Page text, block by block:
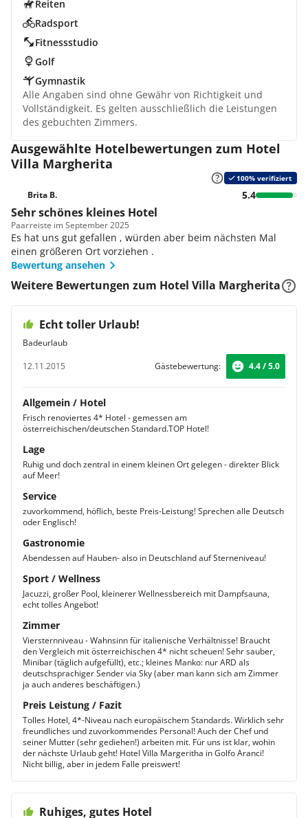
Reiten
Radsport
Fitnessstudio
Golf
Gymnastik
Alle Angaben sind ohne Gewähr von Richtigkeit und
Vollständigkeit. Es gelten ausschließlich die Leistungen
des gebuchten Zimmers.
Ausgewählte Hotelbewertungen zum Hotel
Villa Margherita
100% verifiziert
Brita B. 5.4
Sehr schönes kleines Hotel
Paarreiste im September 2025
Es hat uns gut gefallen , würden aber beim nächsten Mal
einen größeren Ort vorziehen .
Bewertung ansehen
Weitere Bewertungen zum Hotel Villa Margherita
Echt toller Urlaub!
Badeurlaub
12.11.2015
Gästebewertung: 4.4 / 5.0
Allgemein / Hotel
Frisch renoviertes 4* Hotel - gemessen am
österreichischen/deutschen Standard.TOP Hotel!
Lage
Ruhig und doch zentral in einem kleinen Ort gelegen - direkter Blick
auf Meer!
Service
zuvorkommend, höflich, beste Preis-Leistung! Sprechen alle Deutsch
oder Englisch!
Gastronomie
Abendessen auf Hauben- also in Deutschland auf Sterneniveau!
Sport / Wellness
Jacuzzi, großer Pool, kleinerer Wellnessbereich mit Dampfsauna,
echt tolles Angebot!
Zimmer
Viersternniveau - Wahnsinn für italienische Verhältnisse! Braucht
den Vergleich mit österreichischen 4* nicht scheuen! Sehr sauber,
Minibar (täglich aufgefüllt), etc.; kleines Manko: nur ARD als
deutschsprachiger Sender via Sky (aber man kann sich am Zimmer
ja auch anderes beschäftigen.)
Preis Leistung / Fazit
Tolles Hotel, 4*-Niveau nach europäischem Standards. Wirklich sehr
freundliches und zuvorkommendes Personal! Auch der Chef und
seiner Mutter (sehr gediehen!) arbeiten mit. Für uns ist klar, wohin
der nächste Urlaub geht! Hotel Villa Margeritha in Golfo Aranci!
Nicht billig, aber in jedem Falle preiswert!
Ruhiges, gutes Hotel